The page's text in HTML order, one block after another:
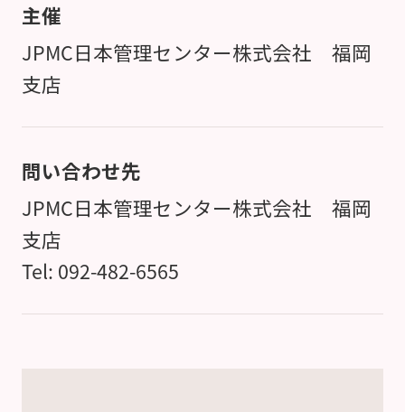
主催
JPMC日本管理センター株式会社 福岡
支店
問い合わせ先
JPMC日本管理センター株式会社 福岡
支店
Tel: 092-482-6565